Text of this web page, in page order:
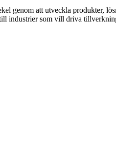
genom att utveckla produkter,
industrier som vill driva